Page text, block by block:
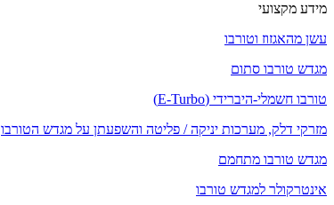
מידע מקצועי
עשן מהאגזוז וטורבו
מגדש טורבו סתום
טורבו חשמלי-היברידי (E-Turbo)
מזרקי דלק, מערכות יניקה / פליטה והשפעתן על מגדש הטורבו
מגדש טורבו מתחמם
אינטרקולר למגדש טורבו